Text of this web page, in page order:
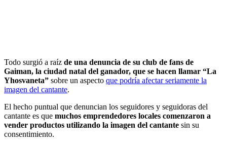
Todo surgió a raíz de una denuncia de su club de fans de
Gaiman, la ciudad natal del ganador, que se hacen llamar “La
Yhosvaneta” sobre un aspecto que podría afectar seriamente la
imagen del cantante.
El hecho puntual que denuncian los seguidores y seguidoras del
cantante es que muchos emprendedores locales comenzaron a
vender productos utilizando la imagen del cantante sin su
consentimiento.